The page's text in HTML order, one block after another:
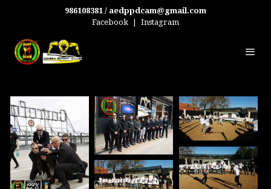
986108381 / aedppdcam@gmail.com
Facebook
Instagram